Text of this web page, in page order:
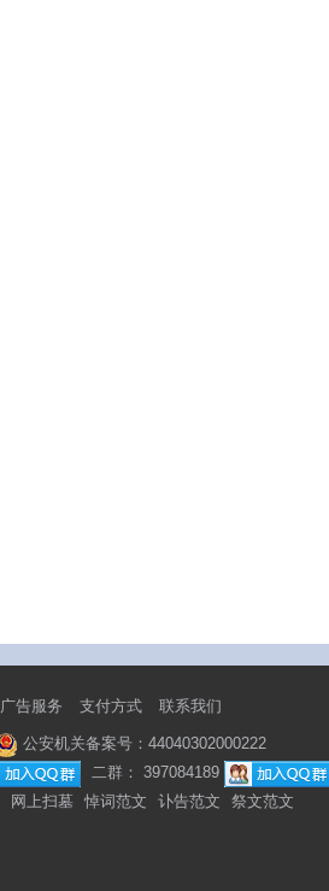
广告服务 支付方式 联系我们
公安机关备案号：44040302000222
二群： 397084189
网上扫墓 悼词范文 讣告范文
祭文范文